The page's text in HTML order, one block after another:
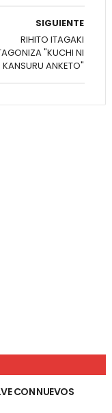
SIGUIENTE
RIHITO ITAGAKI
"KUCHI NI
KANSURU ANKETO"
CON NUEVOS